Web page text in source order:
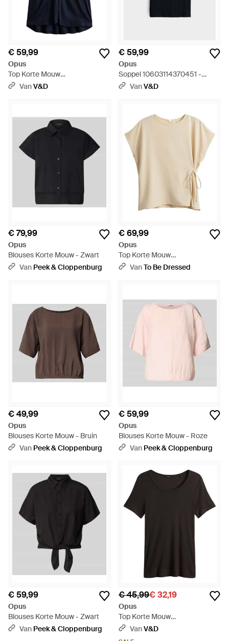
€ 59,99
Opus
Top Korte Mouw
10602112287106 - Blauw
VanV&D
€ 59,99
Opus
Soppel 10603114370451 -
Zwart
VanV&D
€ 79,99
Opus
Blouses Korte Mouw - Zwart
Van Peek & Cloppenburg
€ 69,99
Opus
Top Korte Mouw
1057885659445 - Naturel
VanTo Be Dressed
€ 49,99
Opus
Blouses Korte Mouw - Bruin
Van Peek & Cloppenburg
€ 59,99
Opus
Blouses Korte Mouw - Roze
Van Peek & Cloppenburg
€ 59,99
Opus
Blouses Korte Mouw - Zwart
Van Peek & Cloppenburg
€ 45,99€ 32,19
Opus
Top Korte Mouw
10576713211444 - Zwart
VanV&D